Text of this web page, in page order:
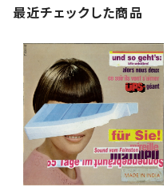
最近チェックした商品